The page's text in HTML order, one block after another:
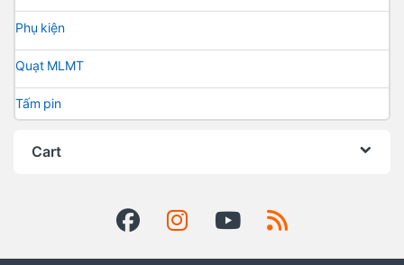
Phụ kiện
Quạt MLMT
Tấm pin
Cart